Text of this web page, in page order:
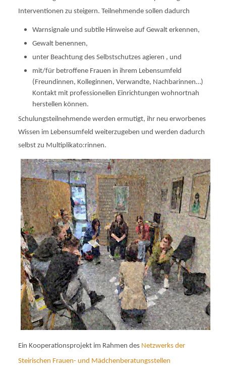
Interventionen zu steigern. Teilnehmende sollen dadurch
Warnsignale und subtile Hinweise auf Gewalt erkennen,
Gewalt benennen,
unter Beachtung des Selbstschutzes agieren , und
mit/für betroffene Frauen in ihrem Lebensumfeld
(Freundinnen, Kolleginnen, Verwandte, Nachbarinnen…)
Kontakt mit professionellen Einrichtungen wohnortnah
herstellen können.
Schulungsteilnehmende werden ermutigt, ihr neu erworbenes
Wissen im Lebensumfeld weiterzugeben und werden dadurch
selbst zu Multiplikato:rinnen.
Ein Kooperationsprojekt im Rahmen des Netzwerks der
Steirischen Frauen- und Mädchenberatungsstellen